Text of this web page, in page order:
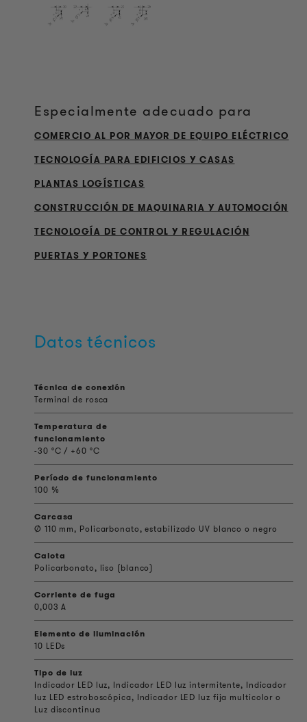
Especialmente adecuado para
COMERCIO AL POR MAYOR DE EQUIPO ELÉCTRICO
TECNOLOGÍA PARA EDIFICIOS Y CASAS
PLANTAS LOGÍSTICAS
CONSTRUCCIÓN DE MAQUINARIA Y AUTOMOCIÓN
TECNOLOGÍA DE CONTROL Y REGULACIÓN
PUERTAS Y PORTONES
Datos técnicos
Técnica de conexión
Terminal de rosca
Temperatura de
funcionamiento
-30 °C / +60 °C
Período de funcionamiento
100 %
Carcasa
Ø 110 mm, Policarbonato, estabilizado UV blanco o negro
Calota
Policarbonato, liso (blanco)
Corriente de fuga
0,003 A
Elemento de iluminación
10 LEDs
Tipo de luz
Indicador LED luz, Indicador LED luz intermitente, Indicador
luz LED estroboscópica, Indicador LED luz fija multicolor o
Luz discontinua